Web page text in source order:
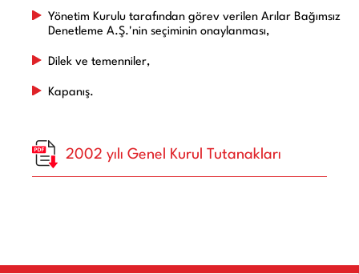
Yönetim Kurulu tarafından görev verilen Arılar Bağımsız
Denetleme A.Ş.'nin seçiminin onaylanması,
Dilek ve temenniler,
Kapanış.
2002 yılı Genel Kurul Tutanakları